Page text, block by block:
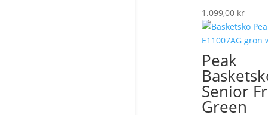
1.099,00 kr
Peak
Senior
Green